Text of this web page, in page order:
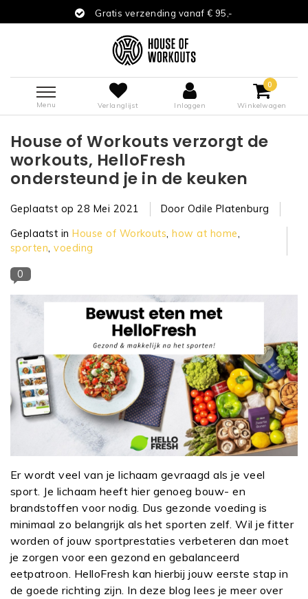
Gratis verzending vanaf € 95,-
Menu Verlanglijst Inloggen
0
Winkelwagen
House of Workouts verzorgt de
workouts, HelloFresh
ondersteund je in de keuken
Geplaatst op28 Mei 2021
Door Odile Platenburg
Geplaatst inHouse of Workouts,how at home,
sporten,voeding
0
Er wordt veel van je lichaam gevraagd als je veel
sport. Je lichaam heeft hier genoeg bouw- en
brandstoffen voor nodig. Dus gezonde voeding is
minimaal zo belangrijk als het sporten zelf. Wil je fitter
worden of jouw sportprestaties verbeteren dan moet
je zorgen voor een gezond en gebalanceerd
eetpatroon. HelloFresh kan hierbij jouw eerste stap in
de goede richting zijn. In deze blog lees je meer over